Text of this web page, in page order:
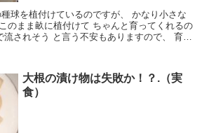
球を植付けているのですが、 かなり小さな
のまま畝に植付けて ちゃんと育ってくれるの
されそう と言う不安もありますので、 育苗
大根の漬け物は失敗か！？.（実
食）